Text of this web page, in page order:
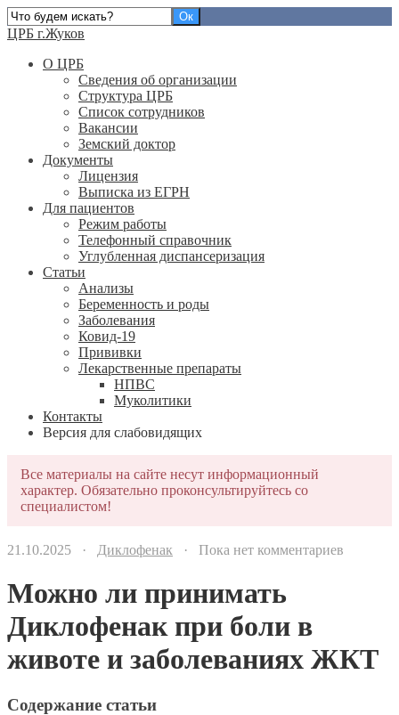
ЦРБ г.Жуков
О ЦРБ
Сведения об организации
Структура ЦРБ
Список сотрудников
Вакансии
Земский доктор
Документы
Лицензия
Выписка из ЕГРН
Для пациентов
Режим работы
Телефонный справочник
Углубленная диспансеризация
Статьи
Анализы
Беременность и роды
Заболевания
Ковид-19
Прививки
Лекарственные препараты
НПВС
Муколитики
Контакты
Версия для слабовидящих
Все материалы на сайте несут информационный
характер. Обязательно проконсультируйтесь со
специалистом!
21.10.2025 · Диклофенак · Пока нет комментариев
Можно ли принимать
Диклофенак при боли в
животе и заболеваниях ЖКТ
Содержание статьи